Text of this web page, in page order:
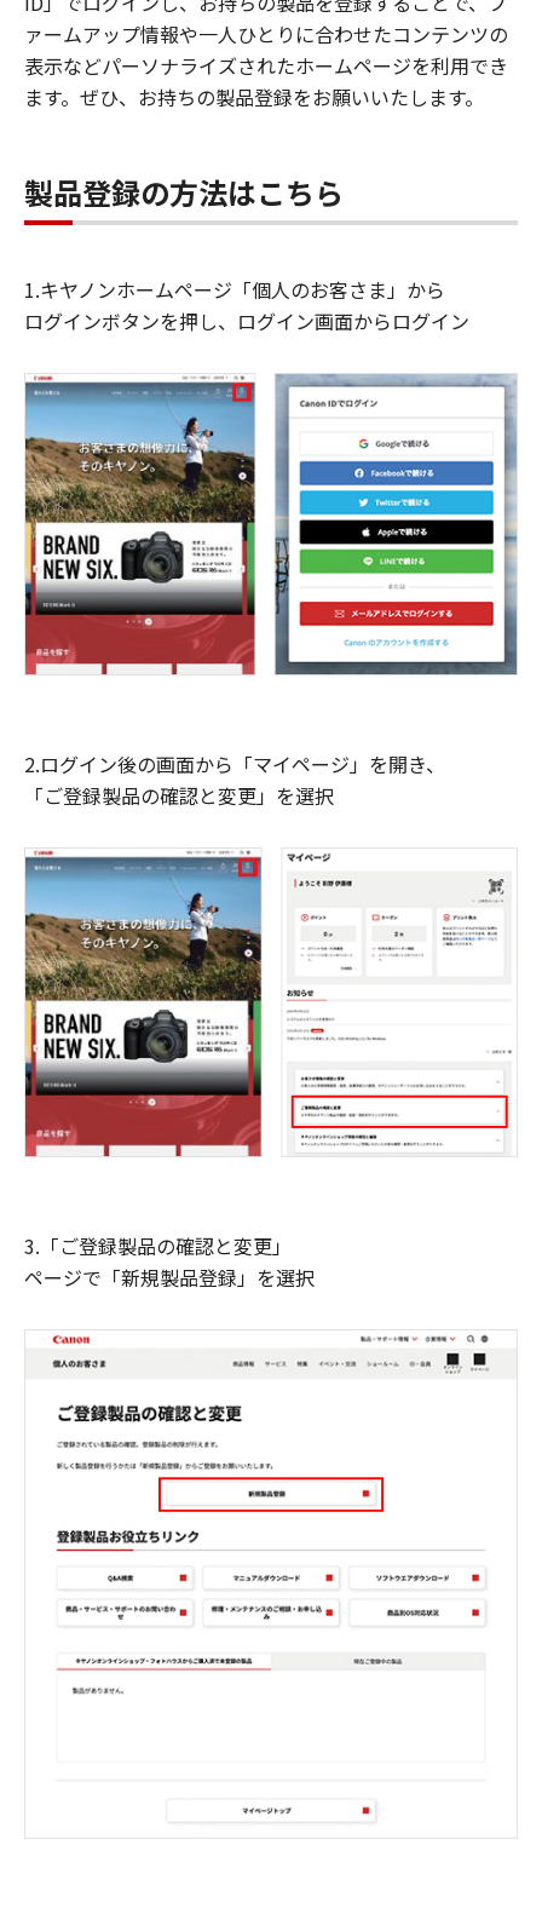
ァームアップ情報や一人ひとりに合わせたコンテンツの
表示などパーソナライズされたホームページを利用でき
ます。ぜひ、お持ちの製品登録をお願いいたします。
製品登録の方法はこちら
1.キヤノンホームページ「個人のお客さま」から
ログインボタンを押し、ログイン画面からログイン
2.ログイン後の画面から「マイページ」を開き、
「ご登録製品の確認と変更」を選択
3.「ご登録製品の確認と変更」
ページで「新規製品登録」を選択